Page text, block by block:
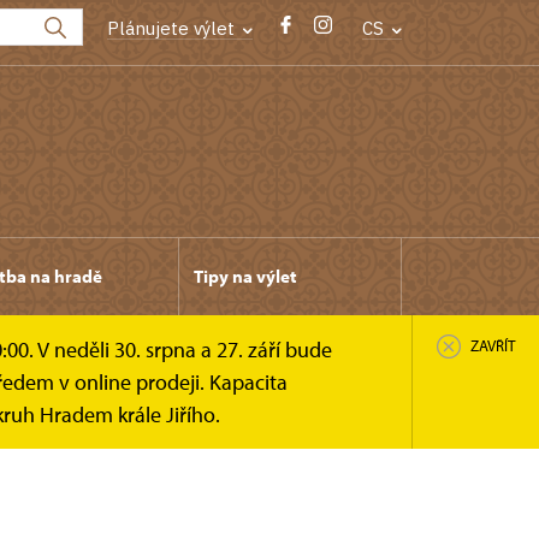
Plánujete výlet CS
na hradě Tipy na výlet
V neděli 30. srpna a 27. září bude
v online prodeji. Kapacita
Hradem krále Jiřího.
ZAVŘÍT